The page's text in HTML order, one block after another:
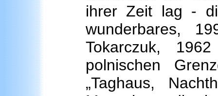
ihrer Zeit lag -
wunderbares,
Tokarczuk,
polnischen
„Taghaus,